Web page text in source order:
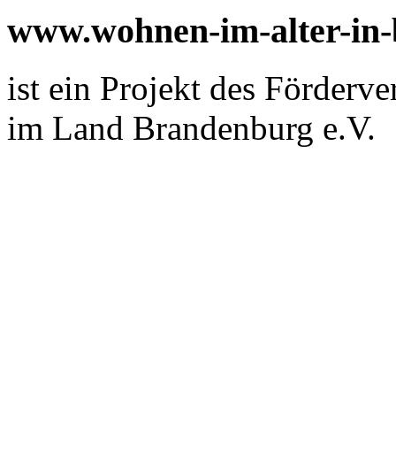
www.wohnen-im-alter-
ist ein Projekt des
im Land Brandenburg e.V.